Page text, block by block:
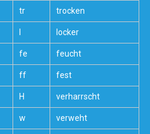
tr trocken
locker
fe feucht
ff fest
H verharrscht
w verweht